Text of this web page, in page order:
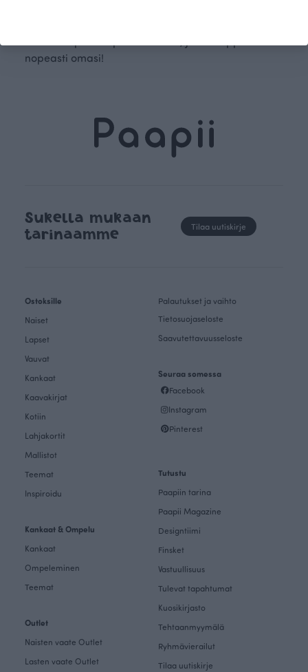
nopeasti omasi!
Sukella mukaan
tarinaamme
Tilaa uutiskirje
Ostoksille
Naiset
Lapset
Vauvat
Kankaat
Kaavakirjat
Kotiin
Lahjakortit
Mallistot
Teemat
Inspiroidu
Kankaat & Ompelu
Kankaat
Ompeleminen
Teemat
Outlet
Naisten vaate Outlet
Lasten vaate Outlet
Palautukset ja vaihto
Tietosuojaseloste
Saavutettavuusseloste
Seuraa somessa
Facebook
Instagram
Pinterest
Tutustu
Paapiin tarina
Paapii Magazine
Designtiimi
Finsket
Vastuullisuus
Tulevat tapahtumat
Kuosikirjasto
Tehtaanmyymälä
Ryhmävierailut
Tilaa uutiskirje